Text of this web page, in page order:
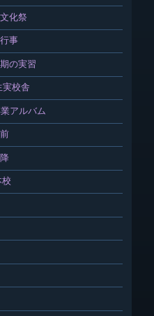
化祭
事
の実習
校舎
アルバム